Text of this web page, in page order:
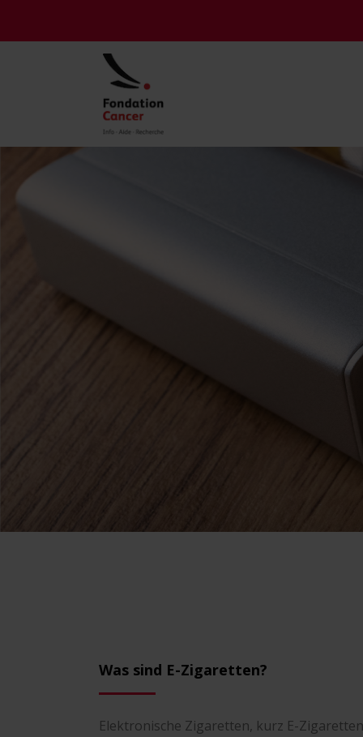
Was sind E-Zigaretten?
Elektronische Zigaretten, kurz E-